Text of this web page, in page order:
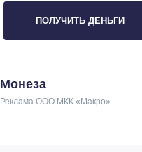
ПОЛУЧИТЬ ДЕНЬГИ
Монеза
Реклама ООО МКК «Макро»